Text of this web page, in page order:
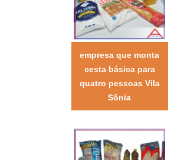
empresa que monta
cesta básica para
quatro pessoas Vila
Sônia